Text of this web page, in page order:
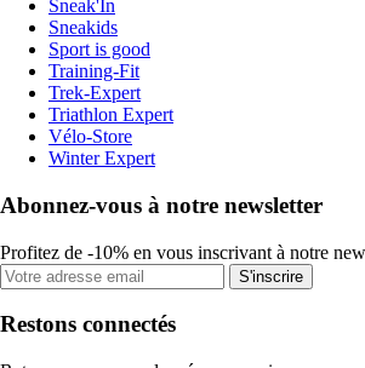
Sneak'In
Sneakids
Sport is good
Training-Fit
Trek-Expert
Triathlon Expert
Vélo-Store
Winter Expert
Abonnez-vous à notre newsletter
Profitez de -10% en vous inscrivant à notre
S'inscrire
Restons connectés